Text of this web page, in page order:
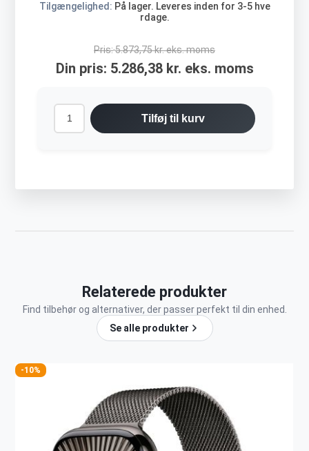
Tilgængelighed: På lager. Leveres inden for 3-5 hve
rdage.
Pris:5.873,75 kr. eks. moms
Din pris: 5.286,38 kr. eks. moms
Tilføj til kurv
Relaterede produkter
Find tilbehør og alternativer, der passer perfekt til din enhed.
Se alle produkter
-10%